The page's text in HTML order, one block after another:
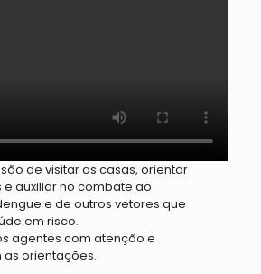
de visitar as casas, orientar
auxiliar no combate ao
e de outros vetores que
em risco.
agentes com atenção e
orientações.